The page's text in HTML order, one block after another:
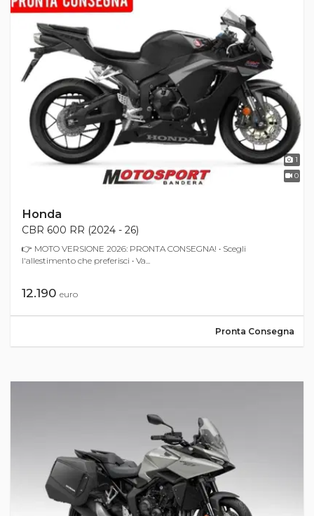
1
0
Honda
CBR 600 RR (2024 - 26)
👉 MOTO VERSIONE 2026: PRONTA CONSEGNA! • Scegli
l'allestimento che preferisci • Va...
12.190 euro
Pronta Consegna